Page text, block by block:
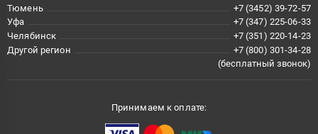
Тюмень
+7 (3452) 39-72-57
Уфа
+7 (347) 225-06-33
Челябинск
+7 (351) 220-14-23
Другой регион
+7 (800) 301-34-28
(бесплатный звонок)
Принимаем к оплате: